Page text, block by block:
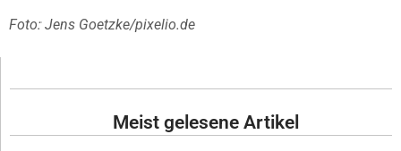
Foto: Jens Goetzke/pixelio.de
Meist gelesene Artikel